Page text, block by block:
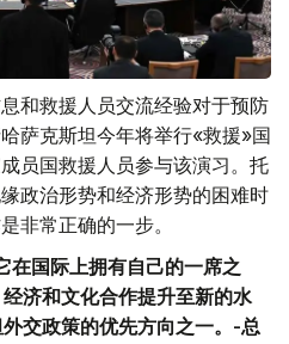
和救援人员交流经验对于预防
萨克斯坦今年将举行«救援»国
员国救援人员参与该演习。托
政治形势和经济形势的困难时
非常正确的一步。
在国际上拥有自己的一席之
济和文化合作提升至新的水
交政策的优先方向之一。-总